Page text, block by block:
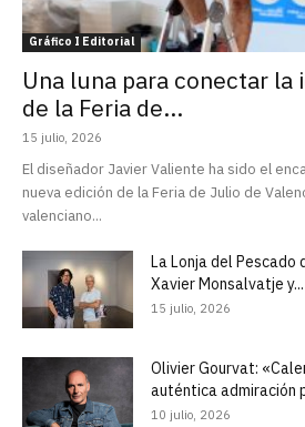
Gráfico I Editorial
Una luna para conectar la
de la Feria de...
15 julio, 2026
El diseñador Javier Valiente ha sido el
nueva edición de la Feria de Julio de
valenciano...
La Lonja del Pescado
Xavier Monsalvatje y...
15 julio, 2026
Olivier Gourvat:
auténtica admiración
10 julio, 2026